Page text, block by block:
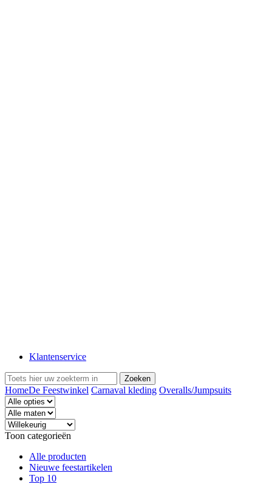
Klantenservice
HomeDe Feestwinkel Carnaval kleding Overalls/Jumpsuits
Toon categorieën
Alle producten
Nieuwe feestartikelen
Top 10